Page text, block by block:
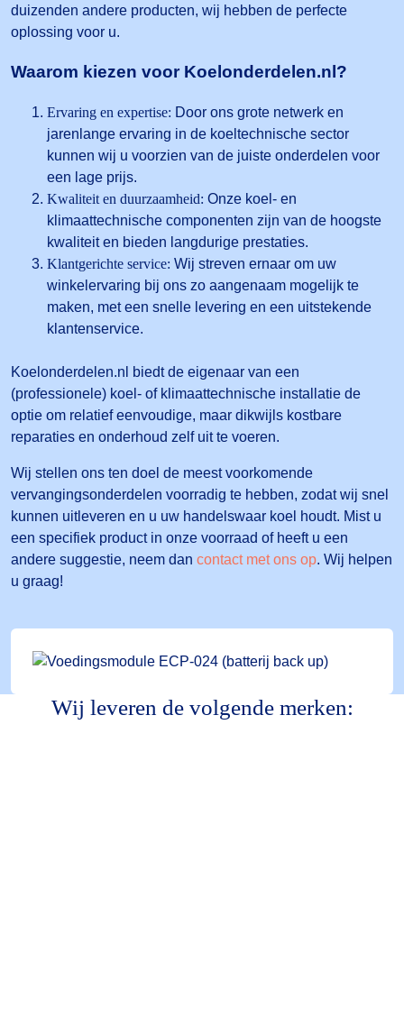
duizenden andere producten, wij hebben de perfecte
oplossing voor u.
Waarom kiezen voor Koelonderdelen.nl?
Ervaring en expertise: Door ons grote netwerk en
jarenlange ervaring in de koeltechnische sector
kunnen wij u voorzien van de juiste onderdelen voor
een lage prijs.
Kwaliteit en duurzaamheid: Onze koel- en
klimaattechnische componenten zijn van de hoogste
kwaliteit en bieden langdurige prestaties.
Klantgerichte service: Wij streven ernaar om uw
winkelervaring bij ons zo aangenaam mogelijk te
maken, met een snelle levering en een uitstekende
klantenservice.
Koelonderdelen.nl biedt de eigenaar van een
(professionele) koel- of klimaattechnische installatie de
optie om relatief eenvoudige, maar dikwijls kostbare
reparaties en onderhoud zelf uit te voeren.
Wij stellen ons ten doel de meest voorkomende
vervangingsonderdelen voorradig te hebben, zodat wij snel
kunnen uitleveren en u uw handelswaar koel houdt. Mist u
een specifiek product in onze voorraad of heeft u een
andere suggestie, neem dan contact met ons op. Wij helpen
u graag!
Wij leveren de volgende merken: